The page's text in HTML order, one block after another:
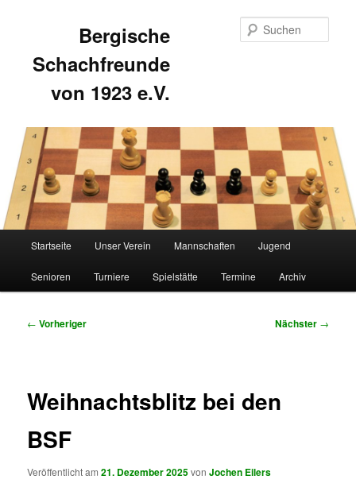
Bergische
Schachfreunde
von 1923 e.V.
Zum
primären
Zum
sekundären
Startseite Unser Verein Mannschaften Jugend
Senioren Turniere Spielstätte Termine Archiv
Beitragsnavigation
← Vorheriger Nächster →
Weihnachtsblitz bei den
BSF
Veröffentlicht am21. Dezember 2025vonJochen Eilers